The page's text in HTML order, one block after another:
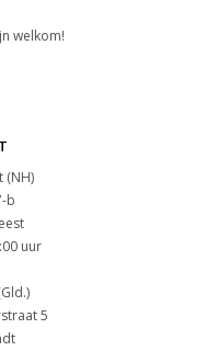
welkom!
(NH)
b
uur
5